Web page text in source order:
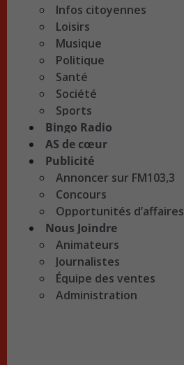
Infos citoyennes
Loisirs
Musique
Politique
Santé
Société
Sports
Bingo Radio
AS de cœur
Publicité
Annoncer sur FM103,3
Concours
Opportunités d’affaires
Nous Joindre
Animateurs
Journalistes
Équipe des ventes
Administration